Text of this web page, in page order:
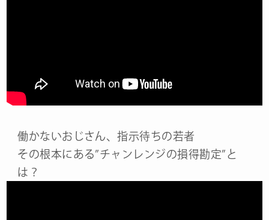
働かないおじさん、指示待ちの若者
その根本にある”チャンレンジの損得勘定”と
は？